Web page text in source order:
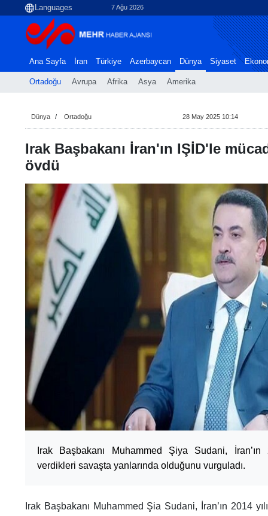
7 Ağu 2026
Ana Sayfa İran Türkiye Azerbaycan Dünya
Ortadoğu Avrupa Afrika Asya Amerika
Siyaset
Dünya Ortadoğu 28 May 2025 10:14
Irak Başbakanı İran'ın IŞİD'le
övdü
Irak Başbakanı Muhammed Şiya Sudani, İran’ın
verdikleri savaşta yanlarında olduğunu vurguladı.
Irak Başbakanı Muhammed Şia Sudani, İran’ın 2014